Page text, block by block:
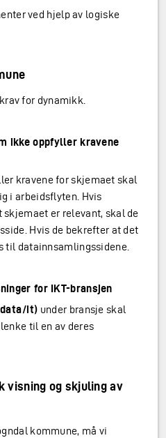
ved hjelp av logiske
for dynamikk.
ikke oppfyller kravene
kravene for skjemaet skal
i arbeidsflyten. Hvis
er relevant, skal de
Hvis de bekrefter at det
til datainnsamlingssidene.
for IKT-bransjen
it) under bransje skal
til en av deres
visning og skjuling av
kommune, må vi